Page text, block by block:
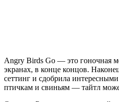
Angry Birds Go — это гоночная
экранах, в конце концов.
сеттинг и сдобрила
птичкам и свиньям — тайтл